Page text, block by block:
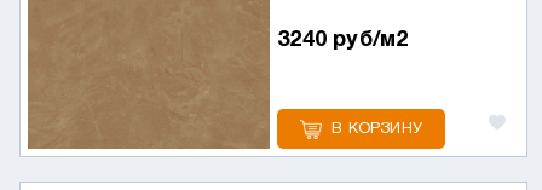
3240 руб/м2
В КОРЗИНУ